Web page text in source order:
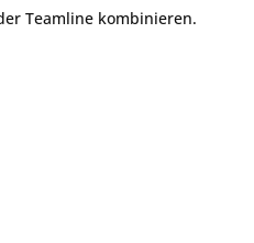
Teamline kombinieren.